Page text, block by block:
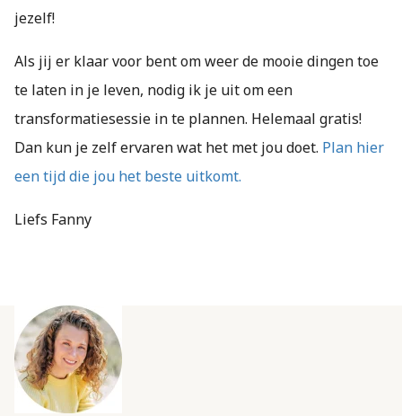
jezelf!
Als jij er klaar voor bent om weer de mooie dingen toe
te laten in je leven, nodig ik je uit om een
transformatiesessie in te plannen. Helemaal gratis!
Dan kun je zelf ervaren wat het met jou doet. Plan hier
een tijd die jou het beste uitkomt.
Liefs Fanny